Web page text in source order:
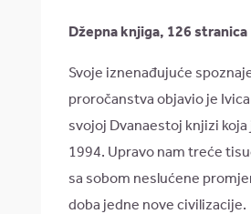
Džepna knjiga, 126 stranica
Svoje iznenađujuće
proročanstva objavio je
svojoj Dvanaestoj knjizi koja
1994. Upravo nam treće
sa sobom neslućene
doba jedne nove civilizacije.